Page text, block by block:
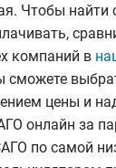
Чтобы
компаний в
сможете
цены и
онлайн за
по самой